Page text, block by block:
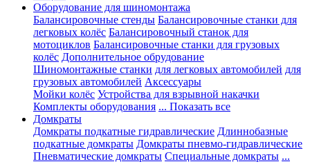
Оборудование для шиномонтажа
Балансировочные стенды Балансировочные станки для
легковых колёс Балансировочный станок для
мотоциклов Балансировочные станки для грузовых
колёс Дополнительное обрудование
Шиномонтажные станки для легковых автомобилей для
грузовых автомобилей Аксессуары
Мойки колёс Устройства для взрывной накачки
Комплекты оборудования ... Показать все
Домкраты
Домкраты подкатные гидравлические Длиннобазные
подкатные домкраты Домкраты пневмо-гидравлические
Пневматические домкраты Специальные домкраты ...